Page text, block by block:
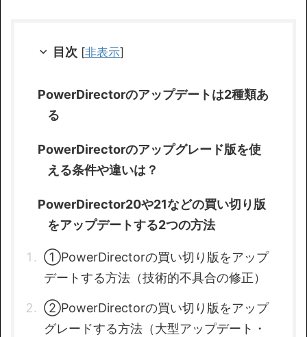
目次 [非表示]
PowerDirectorのアップデートは2種類あ
る
PowerDirectorのアップグレード版を使
える条件や違いは？
PowerDirector20や21などの買い切り版
をアップデートする2つの方法
①PowerDirectorの買い切り版をアップ
デートする方法（技術的不具合の修正）
②PowerDirectorの買い切り版をアップ
グレードする方法（大型アップデート・